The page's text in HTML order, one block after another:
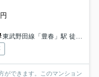
東武野田線「豊春」駅 徒歩23分
ができます。このマンション